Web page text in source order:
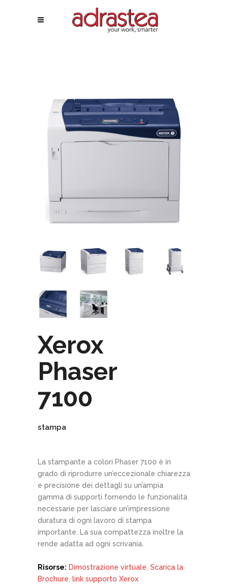
Xerox
Phaser
7100
stampa
La stampante a colori Phaser 7100 è in
grado di riprodurre un’eccezionale chiarezza
e precisione dei dettagli su un’ampia
gamma di supporti fornendo le funzionalità
necessarie per lasciare un’impressione
duratura di ogni lavoro di stampa
importante. La sua compattezza inoltre la
rende adatta ad ogni scrivania.
Risorse: Dimostrazione virtuale Scarica la
Brochure
link supporto Xerox